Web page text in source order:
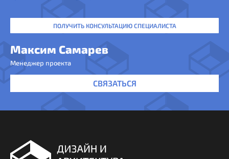
ПОЛУЧИТЬ КОНСУЛЬТАЦИЮ СПЕЦИАЛИСТА
Максим Самарев
Менеджер проекта
СВЯЗАТЬСЯ